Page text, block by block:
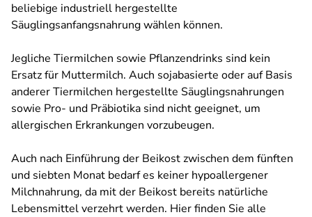
beliebige industriell hergestellte
Säuglingsanfangsnahrung wählen können.
Jegliche Tiermilchen sowie Pflanzendrinks sind kein
Ersatz für Muttermilch. Auch sojabasierte oder auf Basis
anderer Tiermilchen hergestellte Säuglingsnahrungen
sowie Pro- und Präbiotika sind nicht geeignet, um
allergischen Erkrankungen vorzubeugen.
Auch nach Einführung der Beikost zwischen dem fünften
und siebten Monat bedarf es keiner hypoallergener
Milchnahrung, da mit der Beikost bereits natürliche
Lebensmittel verzehrt werden. Hier finden Sie alle